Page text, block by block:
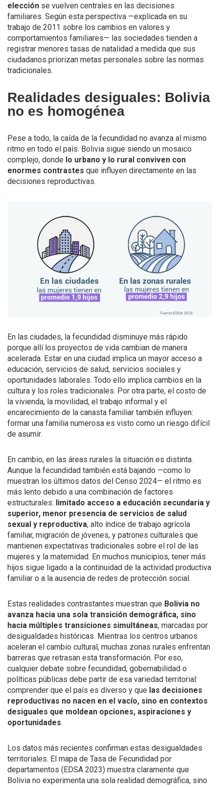
elección se vuelven centrales en las decisiones
familiares. Según esta perspectiva —explicada en su
trabajo de 2011 sobre los cambios en valores y
comportamientos familiares— las sociedades tienden a
registrar menores tasas de natalidad a medida que sus
ciudadanos priorizan metas personales sobre las normas
tradicionales.
Realidades desiguales: Bolivia
no es homogénea
Pese a todo, la caída de la fecundidad no avanza al mismo
ritmo en todo el país. Bolivia sigue siendo un mosaico
complejo, donde lo urbano y lo rural conviven con
enormes contrastes que influyen directamente en las
decisiones reproductivas.
En las ciudades, la fecundidad disminuye más rápido
porque allí los proyectos de vida cambian de manera
acelerada. Estar en una ciudad implica un mayor acceso a
educación, servicios de salud, servicios sociales y
oportunidades laborales. Todo ello implica cambios en la
cultura y los roles tradicionales. Por otra parte, el costo de
la vivienda, la movilidad, el trabajo informal y el
encarecimiento de la canasta familiar también influyen:
formar una familia numerosa es visto como un riesgo difícil
de asumir.
En cambio, en las áreas rurales la situación es distinta.
Aunque la fecundidad también está bajando —como lo
muestran los últimos datos del Censo 2024— el ritmo es
más lento debido a una combinación de factores
estructurales: limitado acceso a educación secundaria y
superior, menor presencia de servicios de salud
sexual y reproductiva, alto índice de trabajo agrícola
familiar, migración de jóvenes, y patrones culturales que
mantienen expectativas tradicionales sobre el rol de las
mujeres y la maternidad. En muchos municipios, tener más
hijos sigue ligado a la continuidad de la actividad productiva
familiar o a la ausencia de redes de protección social.
Estas realidades contrastantes muestran que Bolivia no
avanza hacia una sola transición demográfica, sino
hacia múltiples transiciones simultáneas, marcadas por
desigualdades históricas. Mientras los centros urbanos
aceleran el cambio cultural, muchas zonas rurales enfrentan
barreras que retrasan esta transformación. Por eso,
cualquier debate sobre fecundidad, gobernabilidad o
políticas públicas debe partir de esa variedad territorial:
comprender que el país es diverso y que las decisiones
reproductivas no nacen en el vacío, sino en contextos
desiguales que moldean opciones, aspiraciones y
oportunidades.
Los datos más recientes confirman estas desigualdades
territoriales. El mapa de Tasa de Fecundidad por
departamentos (EDSA 2023) muestra claramente que
Bolivia no experimenta una sola realidad demográfica, sino